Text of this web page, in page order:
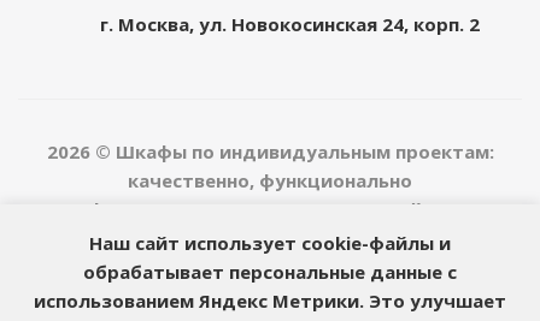
г. Москва, ул. Новокосинская 24, корп. 2
2026 © Шкафы по индивидуальным проектам:
качественно, функционально
Информация, представленная на сайте, не
является публичной офертой
Вызов замерщика ежедневно с 9:00 до 20:00
Наш сайт использует cookie-файлы и
обрабатывает персональные данные с
использованием Яндекс Метрики. Это улучшает